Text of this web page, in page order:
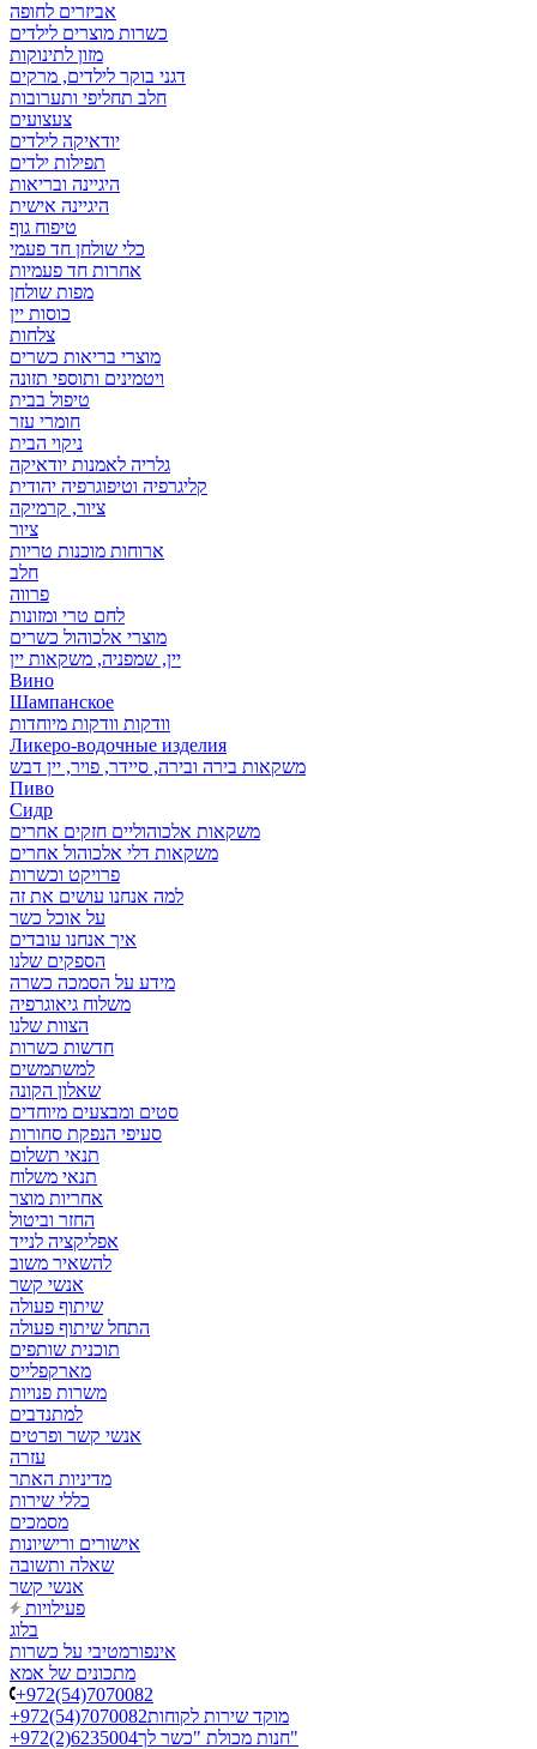
אביזרים לחופה
כשרות מוצרים לילדים
מזון לתינוקות
דגני בוקר לילדים, מרקים
חלב תחליפי ותערובות
צעצועים
יודאיקה לילדים
תפילות ילדים
היגיינה ובריאות
היגיינה אישית
טיפוח גוף
כלי שולחן חד פעמי
אחרות חד פעמיות
מפות שולחן
כוסות יין
צלחות
מוצרי בריאות כשרים
ויטמינים ותוספי תזונה
טיפול בבית
חומרי עזר
ניקוי הבית
גלריה לאמנות יודאיקה
קליגרפיה וטיפוגרפיה יהודית
ציור, קרמיקה
ציור
ארוחות מוכנות טריות
חלב
פרווה
לחם טרי ומזונות
מוצרי אלכוהול כשרים
יין, שמפניה, משקאות יין
Вино
Шампанское
וודקות וודקות מיוחדות
Ликеро-водочные изделия
משקאות בירה ובירה, סיידר, פויר, יין דבש
Пиво
Сидр
משקאות אלכוהוליים חזקים אחרים
משקאות דלי אלכוהול אחרים
פרויקט וכשרות
למה אנחנו עושים את זה
על אוכל כשר
איך אנחנו עובדים
הספקים שלנו
מידע על הסמכה כשרה
משלוח גיאוגרפיה
הצוות שלנו
חדשות כשרות
למשתמשים
שאלון הקונה
סטים ומבצעים מיוחדים
סעיפי הנפקת סחורות
תנאי תשלום
תנאי משלוח
אחריות מוצר
החזר וביטול
אפליקציה לנייד
להשאיר משוב
אנשי קשר
שיתוף פעולה
התחל שיתוף פעולה
תוכנית שותפים
מארקפלייס
משרות פנויות
למתנדבים
אנשי קשר ופרטים
עזרה
מדיניות האתר
כללי שירות
מסמכים
אישורים ורישיונות
שאלה ותשובה
אנשי קשר
פעילויות
בלוג
אינפורמטיבי על כשרות
מתכונים של אמא
+972(54)7070082
+972(54)7070082מוקד שירות לקוחות
+972(2)6235004
חנות מכולת "כשר לך"